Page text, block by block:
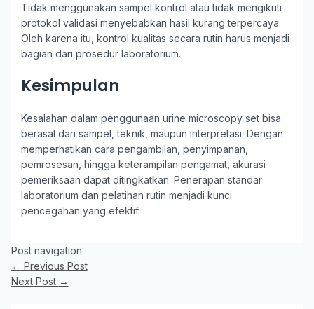
Tidak menggunakan sampel kontrol atau tidak mengikuti
protokol validasi menyebabkan hasil kurang terpercaya.
Oleh karena itu, kontrol kualitas secara rutin harus menjadi
bagian dari prosedur laboratorium.
Kesimpulan
Kesalahan dalam penggunaan urine microscopy set bisa
berasal dari sampel, teknik, maupun interpretasi. Dengan
memperhatikan cara pengambilan, penyimpanan,
pemrosesan, hingga keterampilan pengamat, akurasi
pemeriksaan dapat ditingkatkan. Penerapan standar
laboratorium dan pelatihan rutin menjadi kunci
pencegahan yang efektif.
Post navigation
← Previous Post
Next Post →